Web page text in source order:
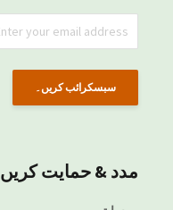
مدد & حمایت کریں